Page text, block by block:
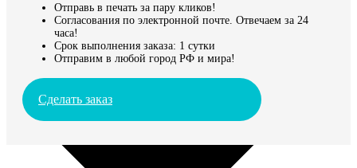
Отправь в печать за пару кликов!
Согласования по электронной почте. Отвечаем за 24
часа!
Срок выполнения заказа: 1 сутки
Отправим в любой город РФ и мира!
Сделать заказ